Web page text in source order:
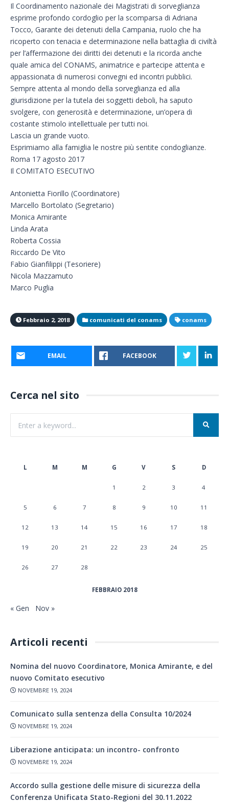
Il Coordinamento nazionale dei Magistrati di sorveglianza
esprime profondo cordoglio per la scomparsa di Adriana
Tocco, Garante dei detenuti della Campania, ruolo che ha
ricoperto con tenacia e determinazione nella battaglia di civiltà
per l’affermazione dei diritti dei detenuti e la ricorda anche
quale amica del CONAMS, animatrice e partecipe attenta e
appassionata di numerosi convegni ed incontri pubblici.
Sempre attenta al mondo della sorveglianza ed alla
giurisdizione per la tutela dei soggetti deboli, ha saputo
svolgere, con generosità e determinazione, un’opera di
costante stimolo intellettuale per tutti noi.
Lascia un grande vuoto.
Esprimiamo alla famiglia le nostre più sentite condoglianze.
Roma 17 agosto 2017
Il COMITATO ESECUTIVO
Antonietta Fiorillo (Coordinatore)
Marcello Bortolato (Segretario)
Monica Amirante
Linda Arata
Roberta Cossia
Riccardo De Vito
Fabio Gianfilippi (Tesoriere)
Nicola Mazzamuto
Marco Puglia
Febbraio 2, 2018 comunicati del conams conams
EMAIL FACEBOOK
Cerca nel sito
FEBBRAIO 2018
L M M G V S D
1 2 3 4
5 6 7 8 9 10 11
12 13 14 15 16 17 18
19 20 21 22 23 24 25
26 27 28
« Gen Nov »
Articoli recenti
Nomina del nuovo Coordinatore, Monica Amirante, e del
nuovo Comitato esecutivo
NOVEMBRE 19, 2024
Comunicato sulla sentenza della Consulta 10/2024
NOVEMBRE 19, 2024
Liberazione anticipata: un incontro- confronto
NOVEMBRE 19, 2024
Accordo sulla gestione delle misure di sicurezza della
Conferenza Unificata Stato-Regioni del 30.11.2022